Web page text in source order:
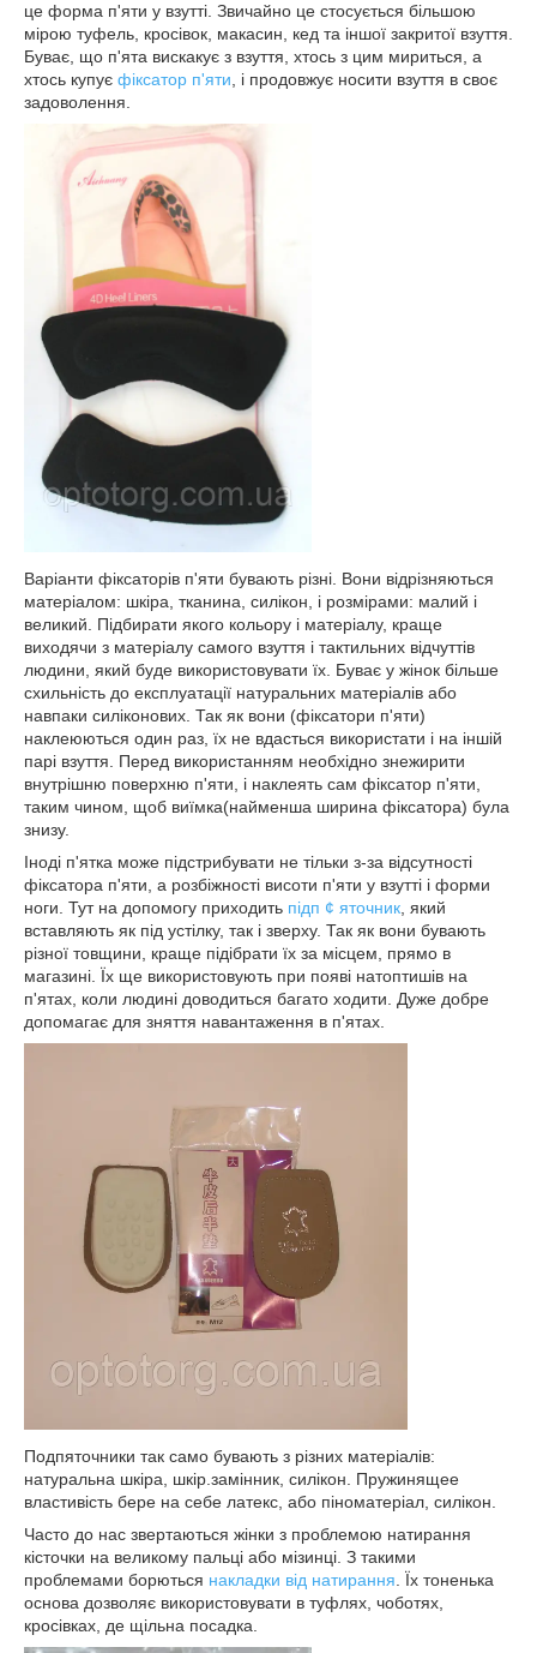
це форма п'яти у взутті. Звичайно це стосується більшою
мірою туфель, кросівок, макасин, кед та іншої закритої взуття.
Буває, що п'ята вискакує з взуття, хтось з цим мириться, а
хтось купує фіксатор п'яти , і продовжує носити взуття в своє
задоволення.
Варіанти фіксаторів п'яти бувають різні. Вони відрізняються
матеріалом: шкіра, тканина, силікон, і розмірами: малий і
великий. Підбирати якого кольору і матеріалу, краще
виходячи з матеріалу самого взуття і тактильних відчуттів
людини, який буде використовувати їх. Буває у жінок більше
схильність до експлуатації натуральних матеріалів або
навпаки силіконових. Так як вони (фіксатори п'яти)
наклеюються один раз, їх не вдасться використати і на іншій
парі взуття. Перед використанням необхідно знежирити
внутрішню поверхню п'яти, і наклеять сам фіксатор п'яти,
таким чином, щоб виїмка(найменша ширина фіксатора) була
знизу.
Іноді п'ятка може підстрибувати не тільки з-за відсутності
фіксатора п'яти, а розбіжності висоти п'яти у взутті і форми
ноги. Тут на допомогу приходить підп ¢ яточник , який
вставляють як під устілку, так і зверху. Так як вони бувають
різної товщини, краще підібрати їх за місцем, прямо в
магазині. Їх ще використовують при появі натоптишів на
п'ятах, коли людині доводиться багато ходити. Дуже добре
допомагає для зняття навантаження в п'ятах.
Подпяточники так само бувають з різних матеріалів:
натуральна шкіра, шкір.замінник, силікон. Пружинящее
властивість бере на себе латекс, або піноматеріал, силікон.
Часто до нас звертаються жінки з проблемою натирання
кісточки на великому пальці або мізинці. З такими
проблемами борються накладки від натирання . Їх тоненька
основа дозволяє використовувати в туфлях, чоботях,
кросівках, де щільна посадка.